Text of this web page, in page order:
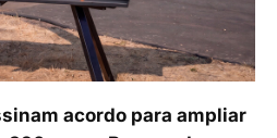
acordo para ampliar